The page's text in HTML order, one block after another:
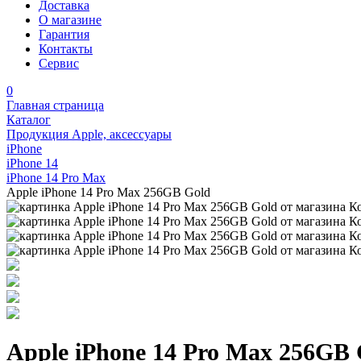
Доставка
О магазине
Гарантия
Контакты
Сервис
0
Главная страница
Каталог
Продукция Apple, аксессуары
iPhone
iPhone 14
iPhone 14 Pro Max
Apple iPhone 14 Pro Max 256GB Gold
Apple iPhone 14 Pro Max 256GB